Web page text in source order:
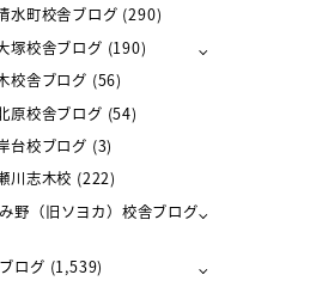
水町校舎ブログ (290)
塚校舎ブログ (190)
校舎ブログ (56)
原校舎ブログ (54)
台校ブログ (3)
川志木校 (222)
野（旧ソヨカ）校舎ブログ
ログ (1,539)